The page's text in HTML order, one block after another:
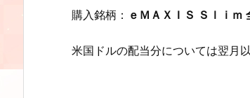
購入銘柄： ｅＭＡＸＩＳ Ｓｌｉｍ
米国ドルの配当分については翌月